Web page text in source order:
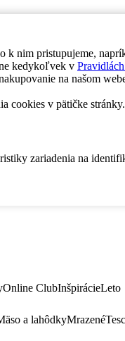
k nim pristupujeme,
kedykoľvek v
na našom
cookies v pätičke stránky.
zariadenia na
Online ClubInšpirácieLeto
a lahôdkyMrazené